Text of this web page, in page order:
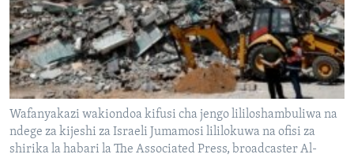
Wafanyakazi wakiondoa kifusi cha jengo lililoshambuliwa na
ndege za kijeshi za Israeli Jumamosi lililokuwa na ofisi za
shirika la habari la The Associated Press, broadcaster Al-